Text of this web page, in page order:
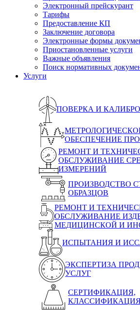
Электронный прейскурант
Тарифы
Предоставление КП
Заключение договора
Электронные формы
Приостановленные услуги
Важные объявления
Поиск нормативных
Услуги
ПОВЕРКА И
ОБЕСПЕЧЕНИЕ
РЕМОНТ И
ОБСЛУЖИВАНИЕ
ИЗМЕРЕНИЙ
ПРОИЗВОДСТВО
ОБРАЗЦОВ
РЕМОНТ И
ОБСЛУЖИВАНИЕ
МЕДИЦИНСКОЙ И
ИСПЫТАНИЯ И
ЭКСПЕРТИЗА
УСЛУГ
СЕРТИФИКАЦИЯ,